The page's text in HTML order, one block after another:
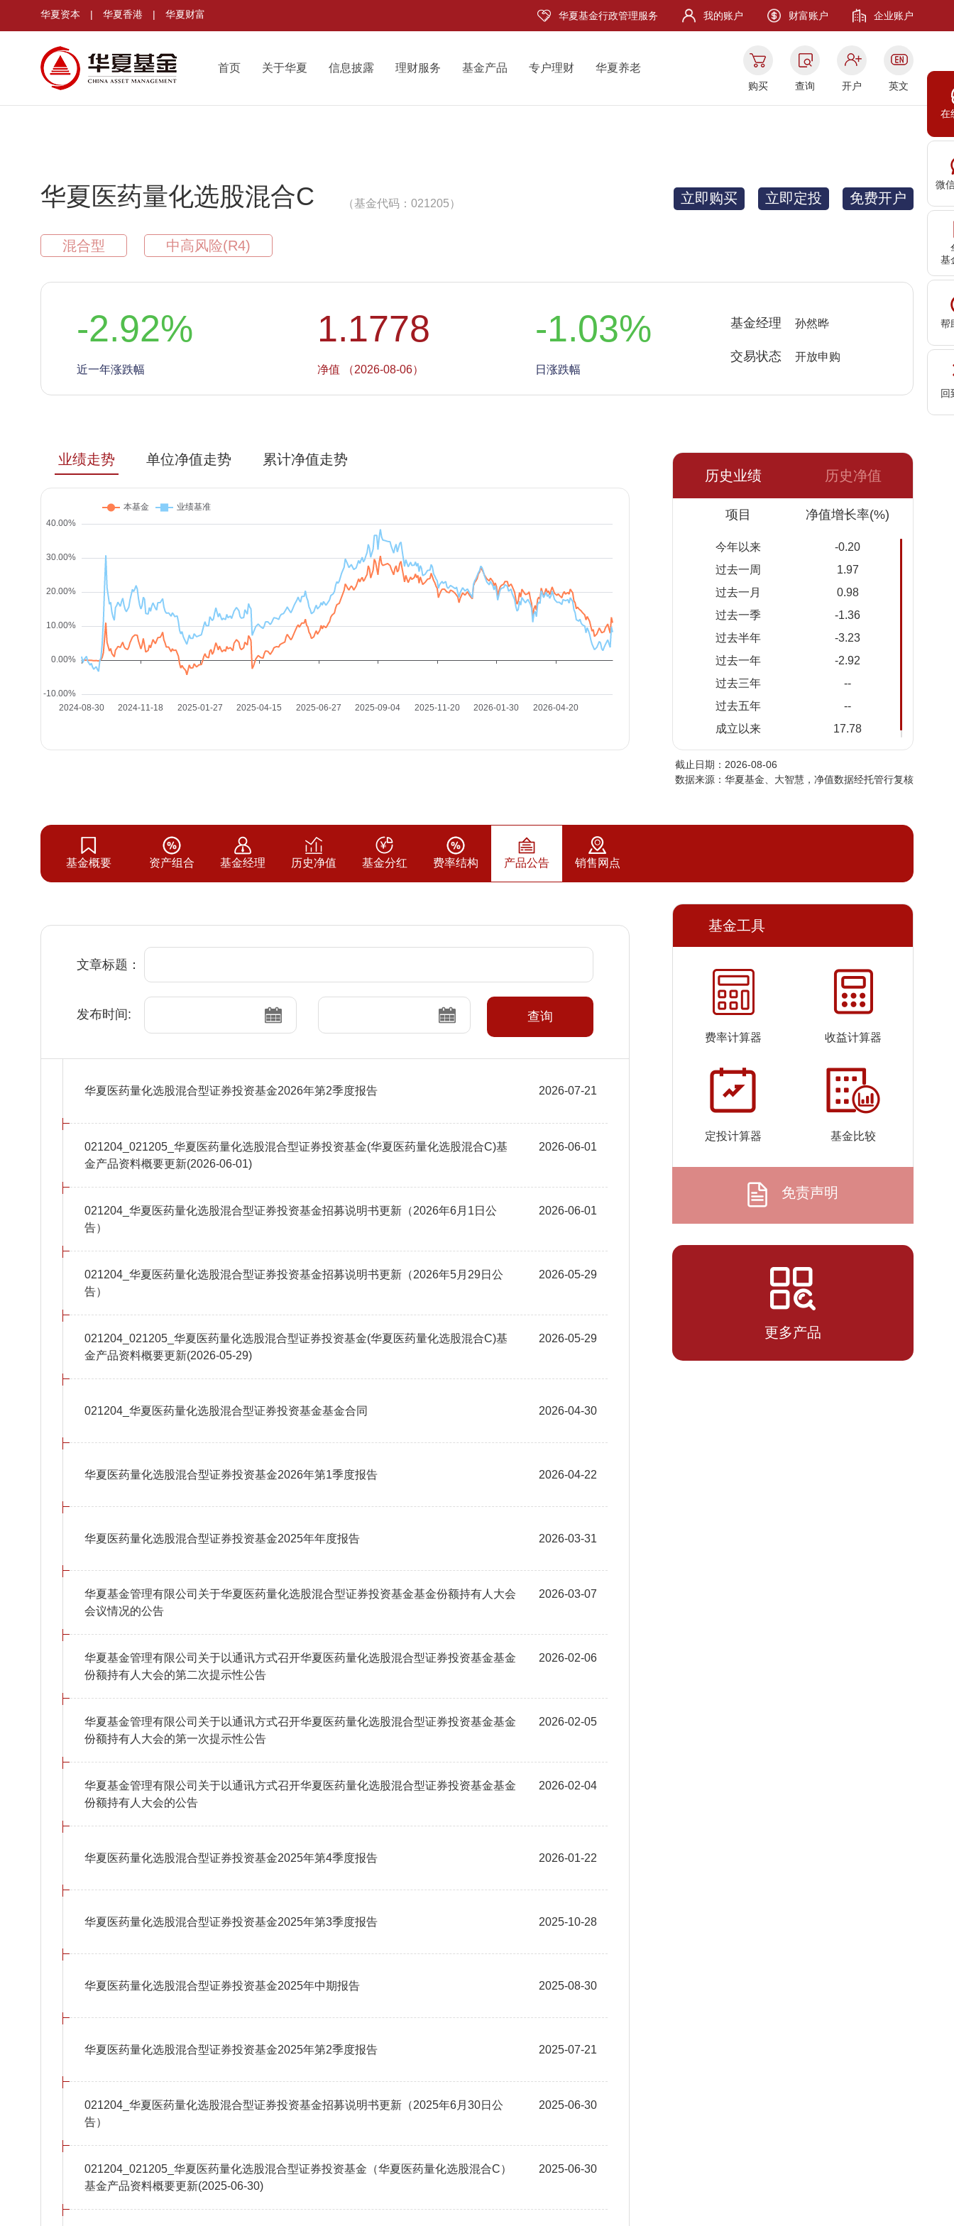
在
微
基
帮
回
华夏资本 | 华夏香港 | 华夏财富 华夏基金行政管理服务 我的账户 财富账户 企业账户
首页 关于华夏 信息披露 理财服务 基金产品 专户理财 华夏养老
购买 查询 开户 英文
华夏医药量化选股混合C （基金代码：021205）
混合型 中高风险(R4)
立即购买 立即定投 免费开户
-2.92%
近一年涨跌幅
1.1778
净值 （2026-08-06）
-1.03%
日涨跌幅
基金经理 孙然晔
交易状态 开放申购
业绩走势 单位净值走势
累计净值走势
历史业绩
历史净值
项目 净值增长率(%)
今年以来
-0.20
过去一周
1.97
过去一月
0.98
过去一季
-1.36
过去半年
-3.23
过去一年
-2.92
过去三年
--
过去五年
--
成立以来
17.78
净值
累计净
2026-
1.1778
08-05
2026-
08-04
1.1796
2026-
08-03
1.1578
2026-
1.1636
2026-
07-30
1.1551 1.1551
2026-
07-27
1.1578 1.1578
2026-
1.1383
07-23
2026-
1.1682
2026-
1.1690
1.1664
07-17
1.1933 1.1933
1.1415
截止日期：2026-08-06
数据来源：华夏基金、大智慧，净值数据经托管行复核
基金概要 资产组合 基金经理 历史净值 基金分红 费率结构 产品公告 销售网点
基金工具
费率计算器 收益计算器
定投计算器 基金比较
免责声明
更多产品